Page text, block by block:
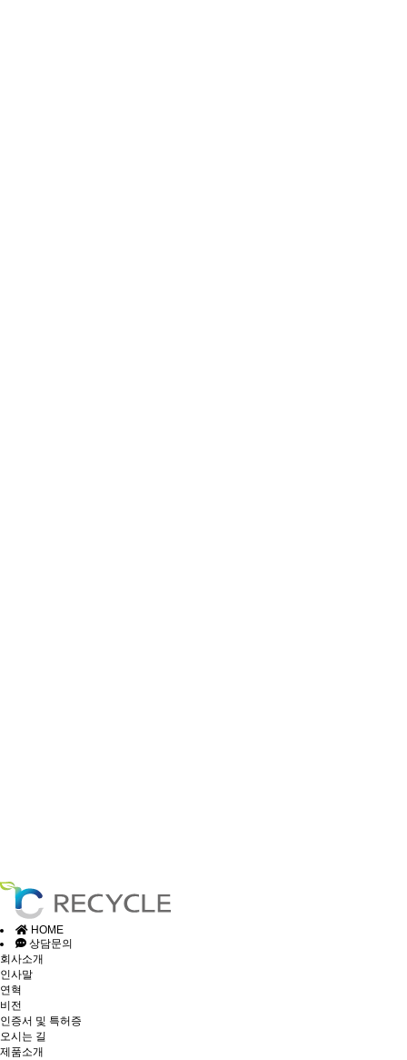
HOME
상담문의
회사소개
인사말
연혁
비전
인증서 및 특허증
오시는 길
제품소개